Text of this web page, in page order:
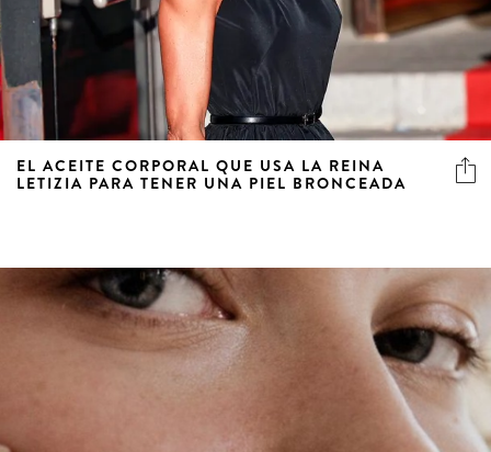
EL ACEITE CORPORAL QUE USA LA REINA
LETIZIA PARA TENER UNA PIEL BRONCEADA